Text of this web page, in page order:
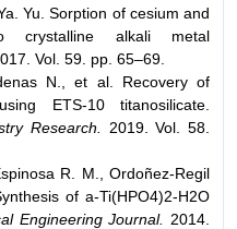
Yu. Sorption of cesium and
crystalline alkali metal
Vol. 59. pp. 65–69.
N., et al. Recovery of
ETS-10 titanosilicate.
Research.
2019. Vol. 58.
R. M., Ordoñez-Regil
of a-Ti(HPO4)2-H2O
Engineering Journal.
2014.